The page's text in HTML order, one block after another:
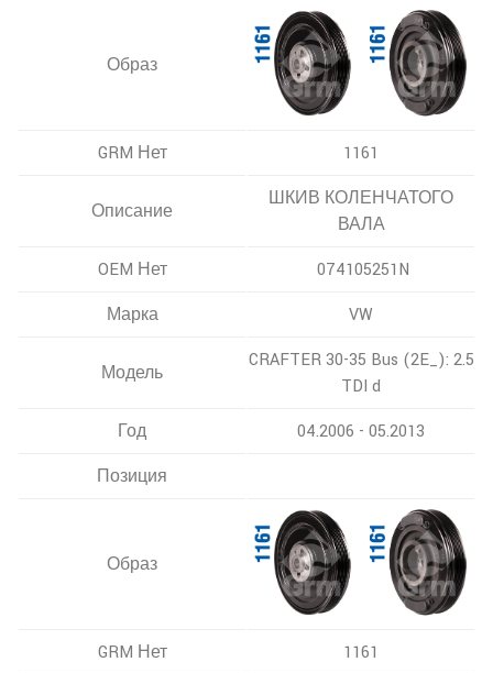
Образ
GRM Нет 1161
Описание
ШКИВ КОЛЕНЧАТОГО
ВАЛА
OEM Нет
074105251N
Марка
VW
Модель
CRAFTER 30-35 Bus (2E_): 2.5
TDI d
Год
04.2006 - 05.2013
Позиция
Образ
GRM Нет 1161